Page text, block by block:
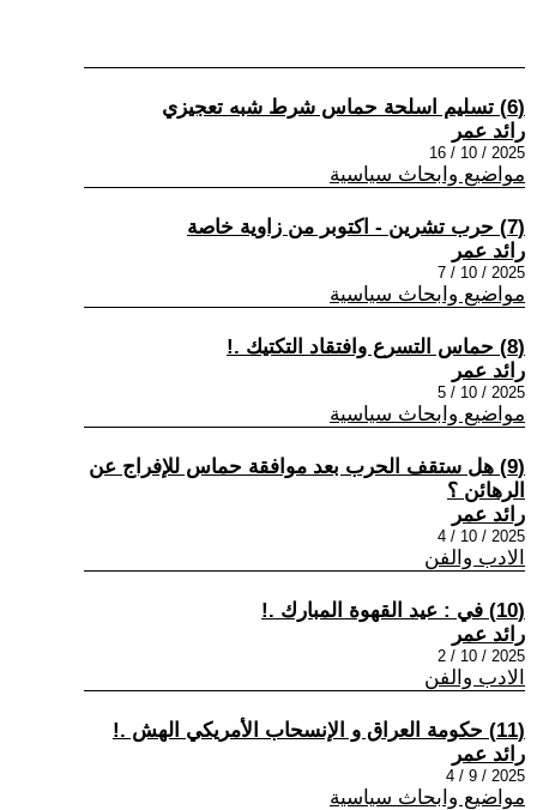
(6) تسليم اسلحة حماس شرط شبه تعجيزي
رائد عمر
2025 / 10 / 16
مواضيع وابحاث سياسية
(7) حرب تشرين - اكتوبر من زاوية خاصة
رائد عمر
2025 / 10 / 7
مواضيع وابحاث سياسية
(8) حماس التسرع وافتقاد التكتيك .!
رائد عمر
2025 / 10 / 5
مواضيع وابحاث سياسية
(9) هل ستقف الحرب بعد موافقة حماس للإفراج عن
الرهائن ؟
رائد عمر
2025 / 10 / 4
الادب والفن
(10) في : عيد القهوة المبارك .!
رائد عمر
2025 / 10 / 2
الادب والفن
(11) حكومة العراق و الإنسحاب الأمريكي الهش .!
رائد عمر
2025 / 9 / 4
مواضيع وابحاث سياسية